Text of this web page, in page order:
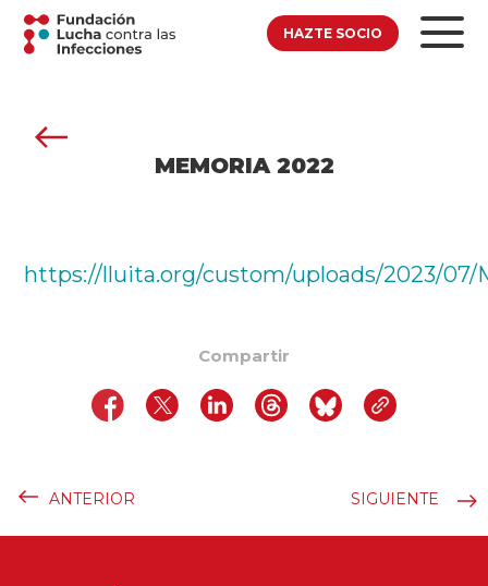
HAZTE SOCIO
MEMORIA 2022
https://lluita.org/custom/uploads/2023/07/
Compartir
ANTERIOR SIGUIENTE